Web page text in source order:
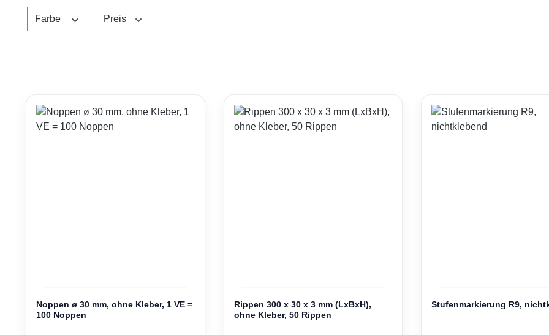
Farbe Preis
Noppen ø 30 mm, ohne Kleber, 1 VE =
100 Noppen
Rippen 300 x 30 x 3 mm (LxBxH),
ohne Kleber, 50 Rippen
Stufenmarkierung R9,